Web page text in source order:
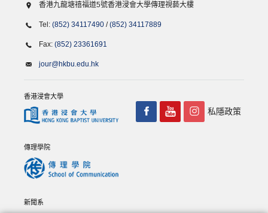
香港九龍塘禧福道5號香港浸會大學傳理視藝大樓
Tel: (852) 34117490 /(852) 34117889
Fax: (852) 23361691
jour@hkbu.edu.hk
香港浸會大學
傳理學院
新聞系
私隱政策